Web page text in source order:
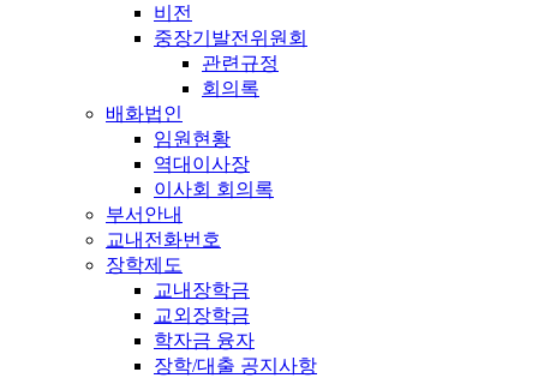
비전
중장기발전위원회
관련규정
회의록
배화법인
임원현황
역대이사장
이사회 회의록
부서안내
교내전화번호
장학제도
교내장학금
교외장학금
학자금 융자
장학/대출 공지사항